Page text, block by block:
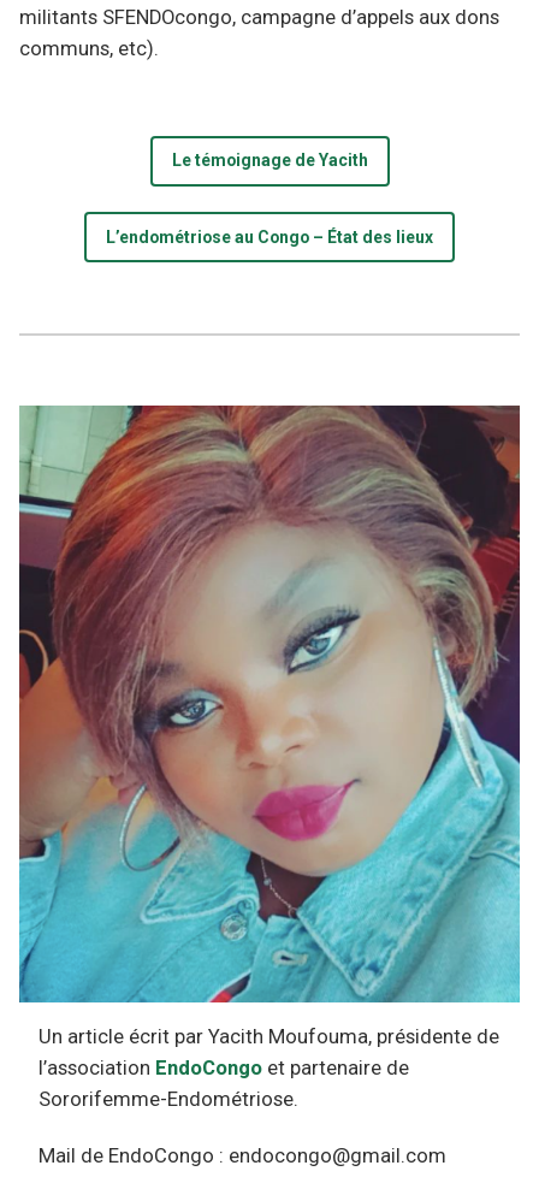
militants SFENDOcongo, campagne d’appels aux dons
communs, etc).
Le témoignage de Yacith
L’endométriose au Congo – État des lieux
Un article écrit par Yacith Moufouma, présidente de
l’association EndoCongo et partenaire de
Sororifemme-Endométriose.
Mail de EndoCongo : endocongo@gmail.com